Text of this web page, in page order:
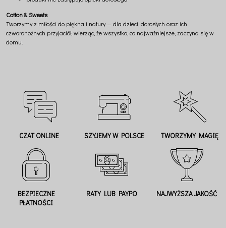
Cotton & Sweets
Tworzymy z miłości do piękna i natury — dla dzieci, dorosłych oraz ich
czworonożnych przyjaciół, wierząc, że wszystko, co najważniejsze, zaczyna się w
domu.
CZAT ONLINE SZYJEMY W POLSCE TWORZYMY MAGIĘ
BEZPIECZNE
PŁATNOŚCI
RATY LUB PAYPO NAJWYŻSZA JAKOŚĆ